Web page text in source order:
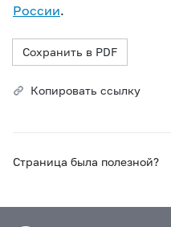
России.
Сохранить в PDF
Копировать ссылку
Страница была полезной?